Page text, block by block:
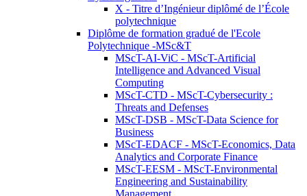
X - Titre d’Ingénieur diplômé de l’École
polytechnique
Diplôme de formation gradué de l'Ecole
Polytechnique -MSc&T
MScT-AI-ViC - MScT-Artificial
Intelligence and Advanced Visual
Computing
MScT-CTD - MScT-Cybersecurity :
Threats and Defenses
MScT-DSB - MScT-Data Science for
Business
MScT-EDACF - MScT-Economics, Data
Analytics and Corporate Finance
MScT-EESM - MScT-Environmental
Engineering and Sustainability
Management